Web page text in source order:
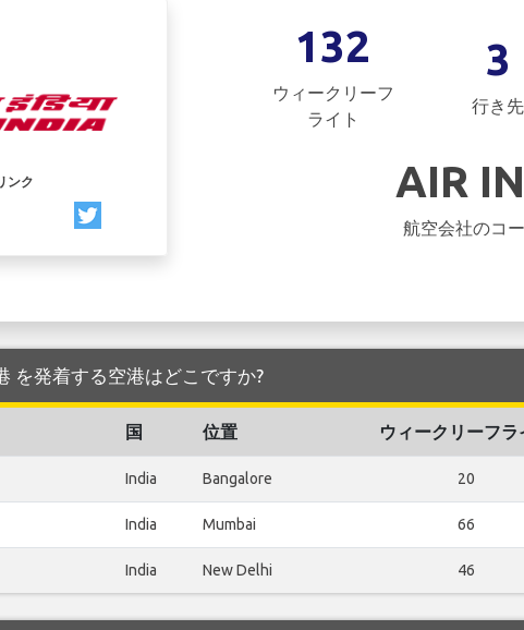
ンク
132
ウィークリーフ
ライト
3
行き先
AIR
航空会社のコ
を発着する空港はどこですか?
国 位置 ウィークリーフラ
India Bangalore 20
India Mumbai 66
India New Delhi 46